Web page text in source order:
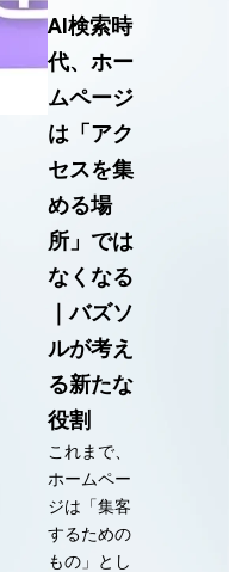
AI検索時
代、ホー
ムページ
は「アク
セスを集
める場
所」では
なくなる
｜バズソ
ルが考え
る新たな
役割
これまで、
ホームペー
ジは「集客
するための
もの」とし